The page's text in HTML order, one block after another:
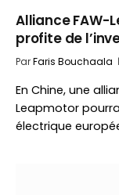
Alliance FAW-
profite de
ParFaris Bouchaala
En Chine, une
Leapmotor
électrique